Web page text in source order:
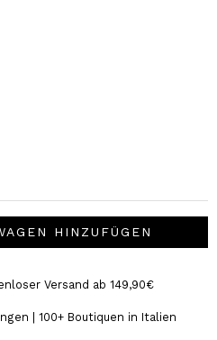
HINZUFÜGEN
Versand ab 149,90€
| 100+ Boutiquen in Italien